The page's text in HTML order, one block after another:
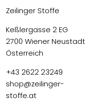
Zeilinger Stoffe
Keßlergasse 2 EG
2700 Wiener Neustadt
Österreich
+43 2622 23249
shop@zeilinger-
stoffe.at